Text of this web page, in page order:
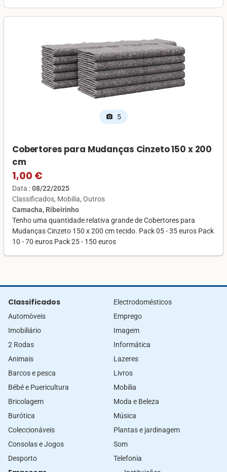
photo_camera 5
Cobertores para Mudanças Cinzeto 150 x 200
cm
1,00 €
Data :08/22/2025
Classificados Mobilia Outros
Camacha, Ribeirinho
Tenho uma quantidade relativa grande de Cobertores para
Mudanças Cinzeto 150 x 200 cm tecido. Pack 05 - 35 euros Pack
10 - 70 euros Pack 25 - 150 euros
Classificados
Automòveis
Imobiliário
2 Rodas
Animais
Barcos e pesca
Bébé e Puericultura
Bricolagem
Burótica
Coleccionáveis
Consolas e Jogos
Desporto
Electrodomésticos
Emprego
Imagem
Informática
Lazeres
Livros
Mobilia
Moda e Beleza
Música
Plantas e jardinagem
Som
Telefonia